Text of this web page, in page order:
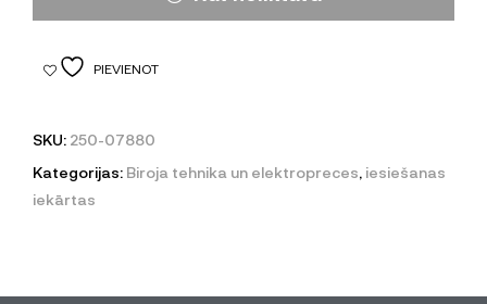
PIEVIENOT
SKU: 250-07880
Kategorijas: Biroja tehnika un elektropreces, iesiešanas
iekārtas